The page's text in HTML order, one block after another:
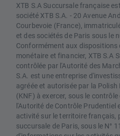
XTB S.A Succursale française
société XTB S.A. - 20 Avenue
Courbevoie (France),
et des sociétés de Paris sous le
Conformément aux dispositions
monétaire et financier, XTB S.A
contrôlée par l'Autorité des
S.A. est une entreprise
agréée et autorisée par la
(KNF) à exercer, sous le
l'Autorité de Contrôle Prudentiel
activité sur le territoire français,
succursale de Paris, sous le N°